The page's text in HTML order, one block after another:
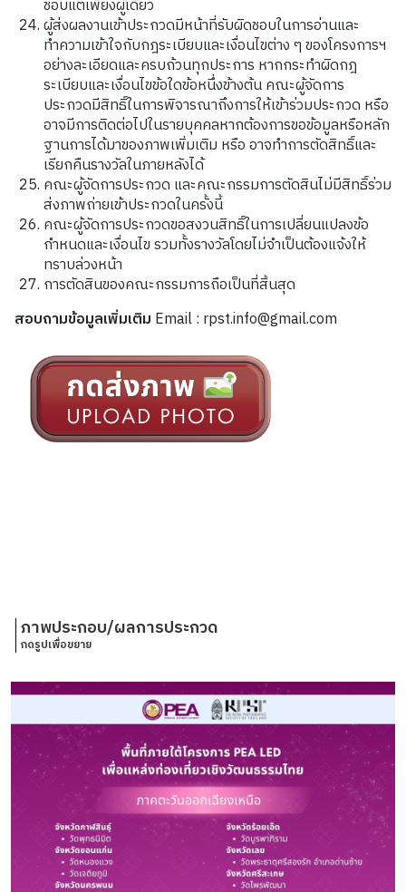
ชอบแต่เพียงผู้เดียว
ผู้ส่งผลงานเข้าประกวดมีหน้าที่รับผิดชอบในการอ่านและ
ทำความเข้าใจกับกฎระเบียบและเงื่อนไขต่าง ๆ ของโครงการฯ
อย่างละเอียดและครบถ้วนทุกประการ หากกระทำผิดกฎ
ระเบียบและเงื่อนไขข้อใดข้อหนึ่งข้างต้น คณะผู้จัดการ
ประกวดมีสิทธิ์ในการพิจารณาถึงการให้เข้าร่วมประกวด หรือ
อาจมีการติดต่อไปในรายบุคคลหากต้องการขอข้อมูลหรือหลัก
ฐานการได้มาของภาพเพิ่มเติม หรือ อาจทำการตัดสิทธิ์และ
เรียกคืนรางวัลในภายหลังได้
คณะผู้จัดการประกวด และคณะกรรมการตัดสินไม่มีสิทธิ์ร่วม
ส่งภาพถ่ายเข้าประกวดในครั้งนี้
คณะผู้จัดการประกวดขอสงวนสิทธิ์ในการเปลี่ยนแปลงข้อ
กำหนดและเงื่อนไข รวมทั้งรางวัลโดยไม่จำเป็นต้องแจ้งให้
ทราบล่วงหน้า
การตัดสินของคณะกรรมการถือเป็นที่สิ้นสุด
สอบถามข้อมูลเพิ่มเติม Email : rpst.info@gmail.com
ภาพประกอบ/ผลการประกวด
กดรูปเพื่อขยาย